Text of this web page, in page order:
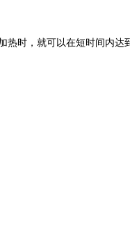
时，就可以在短时间内达